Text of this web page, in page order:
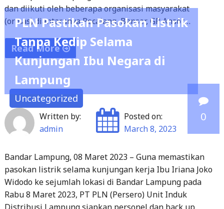
Read More
"Polda
Lampung
dan
Polres
Lampung
Timur
Berikan
Ilmu
Warga
Sekampung
Udik"
Uncategorized
0
Tanpa Kedip Selama
Kunjungan Ibu Negara di
Lampung
Written by:
admin
Bandar Lampung, 08 Maret 2023 – Guna memastikan
Widodo ke sejumlah lokasi di Bandar Lampung pada
Rabu 8 Maret 2023, PT PLN (Persero) Unit Induk
Distribusi Lampung siapkan personel dan back up
supply berupa penyulang dan genset tambahan. General
Manager PT PLN (Persero) Unit Induk Distribusi